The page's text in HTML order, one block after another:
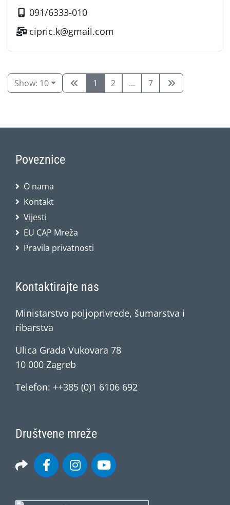
091/6333-010
cipric.k@gmail.com
Show: 10 1 2 ... 7
Poveznice
O nama
Kontakt
Vijesti
EU CAP Mreža
Pravila privatnosti
Kontaktirajte nas
Ministarstvo poljoprivrede, šumarstva i
ribarstva
Ulica Grada Vukovara 78
10 000 Zagreb
Telefon: ++385 (0)1 6106 692
Društvene mreže